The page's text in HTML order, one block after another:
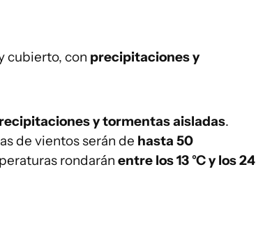
cubierto, con precipitaciones y
y tormentas aisladas.
de vientos serán de hasta 50
rondarán entre los 13 °C y los 24